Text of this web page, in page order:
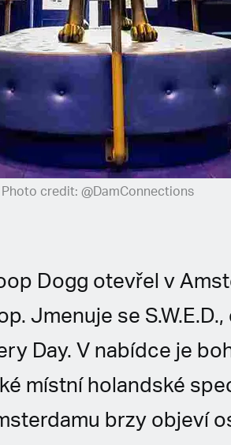
Photo credit: @DamConnections
Dogg otevřel v
Jmenuje se
Day. V nabídce je
místní holandské
brzy objeví